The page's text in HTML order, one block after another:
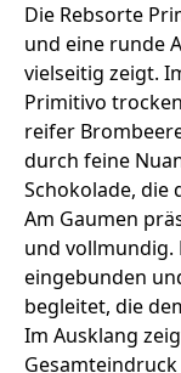
Die Rebsorte
und eine runde
vielseitig zeigt.
Primitivo
reifer
durch feine
Schokolade, die
Am Gaumen
und vollmundig.
eingebunden
begleitet, die
Im Ausklang